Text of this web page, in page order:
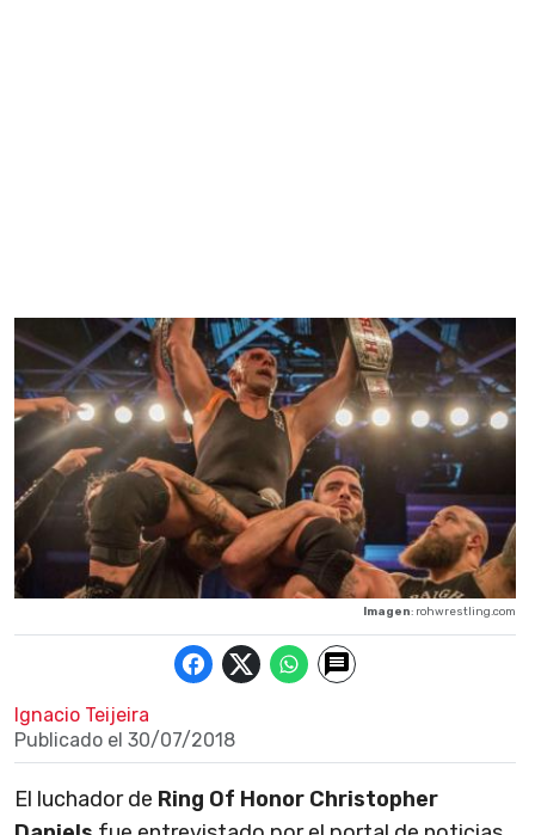
Imagen: rohwrestling.com
Ignacio Teijeira
Publicado el 30/07/2018
El luchador de Ring Of Honor Christopher